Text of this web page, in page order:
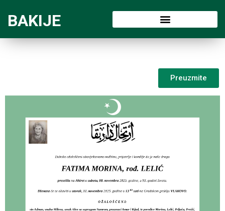
BAKIJE
Preuzmite